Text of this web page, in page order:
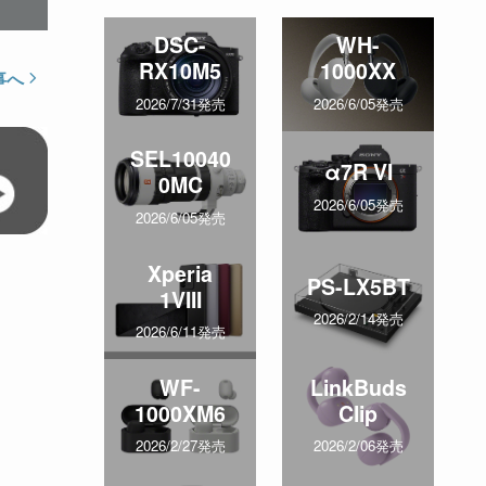
へ
DSC-
RX10M5
2026/7/31発売
WH-
1000XX
2026/6/05発売
SEL10040
0MC
2026/6/05発売
α7R VI
2026/6/05発売
Xperia
1VIII
2026/6/11発売
PS-LX5BT
2026/2/14発売
WF-
1000XM6
2026/2/27発売
LinkBuds
Clip
2026/2/06発売